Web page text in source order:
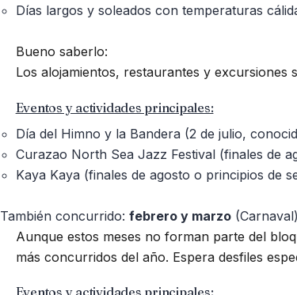
Días largos y soleados con temperaturas
Bueno saberlo:
Los alojamientos, restaurantes y
Eventos y actividades principales:
Día del Himno y la Bandera (2 de julio,
Curazao North Sea Jazz Festival (finales de
Kaya Kaya (finales de agosto o principios de
También concurrido: febrero y marzo(Carnaval)
Aunque estos meses no forman parte del
más concurridos del año. Espera desfiles
Eventos y actividades principales: